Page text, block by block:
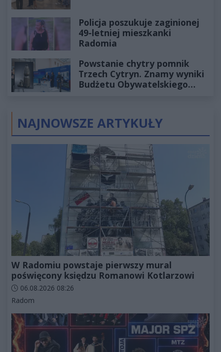
Policja poszukuje zaginionej
49-letniej mieszkanki
Radomia
Powstanie chytry pomnik
Trzech Cytryn. Znamy wyniki
Budżetu Obywatelskiego
NAJNOWSZE ARTYKUŁY
W Radomiu powstaje pierwszy mural
poświęcony księdzu Romanowi Kotlarzowi
Data dodania artykułu:
06.08.2026 08:26
Kategorie artykułu:
Radom